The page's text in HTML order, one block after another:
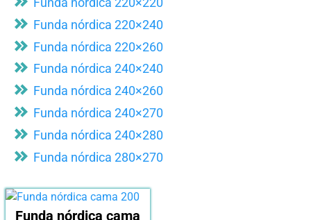
Funda nórdica 220×240
Funda nórdica 220×260
Funda nórdica 240×240
Funda nórdica 240×260
Funda nórdica 240×270
Funda nórdica 240×280
Funda nórdica 280×270
Funda nórdica cama